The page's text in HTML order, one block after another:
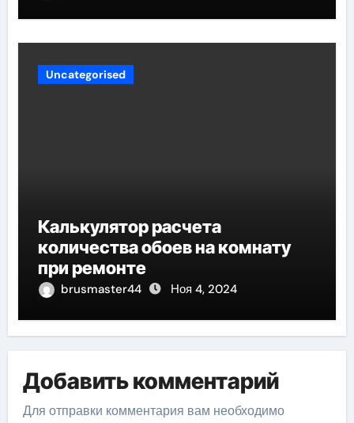
Uncategorised
Калькулятор расчета
количества обоев на комнату
при ремонте
brusmaster44 Ноя 4, 2024
Добавить комментарий
Для отправки комментария вам необходимо